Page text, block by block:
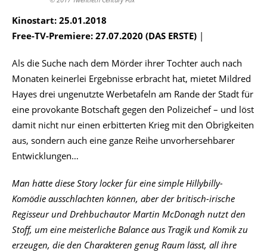
Kinostart: 25.01.2018
Free-TV-Premiere: 27.07.2020 (DAS ERSTE) |
Als die Suche nach dem Mörder ihrer Tochter auch nach
Monaten keinerlei Ergebnisse erbracht hat, mietet Mildred
Hayes drei ungenutzte Werbetafeln am Rande der Stadt für
eine provokante Botschaft gegen den Polizeichef – und löst
damit nicht nur einen erbitterten Krieg mit den Obrigkeiten
aus, sondern auch eine ganze Reihe unvorhersehbarer
Entwicklungen…
Man hätte diese Story locker für eine simple Hillybilly-
Komödie ausschlachten können, aber der britisch-irische
Regisseur und Drehbuchautor Martin McDonagh nutzt den
Stoff, um eine meisterliche Balance aus Tragik und Komik zu
erzeugen, die den Charakteren genug Raum lässt, all ihre